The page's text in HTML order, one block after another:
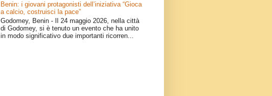
Benin: i giovani protagonisti dell’iniziativa “Gioca
a calcio, costruisci la pace”
Godomey, Benin - Il 24 maggio 2026, nella città
di Godomey, si è tenuto un evento che ha unito
in modo significativo due importanti ricorren...